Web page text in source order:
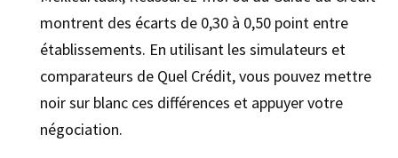
montrent des écarts de 0,30 à 0,50 point entre
établissements. En utilisant les simulateurs et
comparateurs de Quel Crédit, vous pouvez mettre
noir sur blanc ces différences et appuyer votre
négociation.